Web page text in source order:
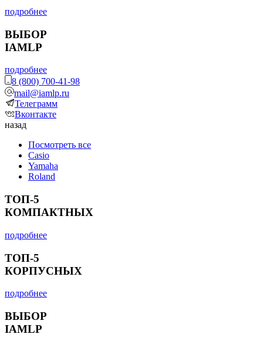
подробнее
ВЫБОР
IAMLP
подробнее
8 (800) 700-41-98
mail@iamlp.ru
Телеграмм
Вконтакте
назад
Посмотреть все
Casio
Yamaha
Roland
ТОП-5
КОМПАКТНЫХ
подробнее
ТОП-5
КОРПУСНЫХ
подробнее
ВЫБОР
IAMLP